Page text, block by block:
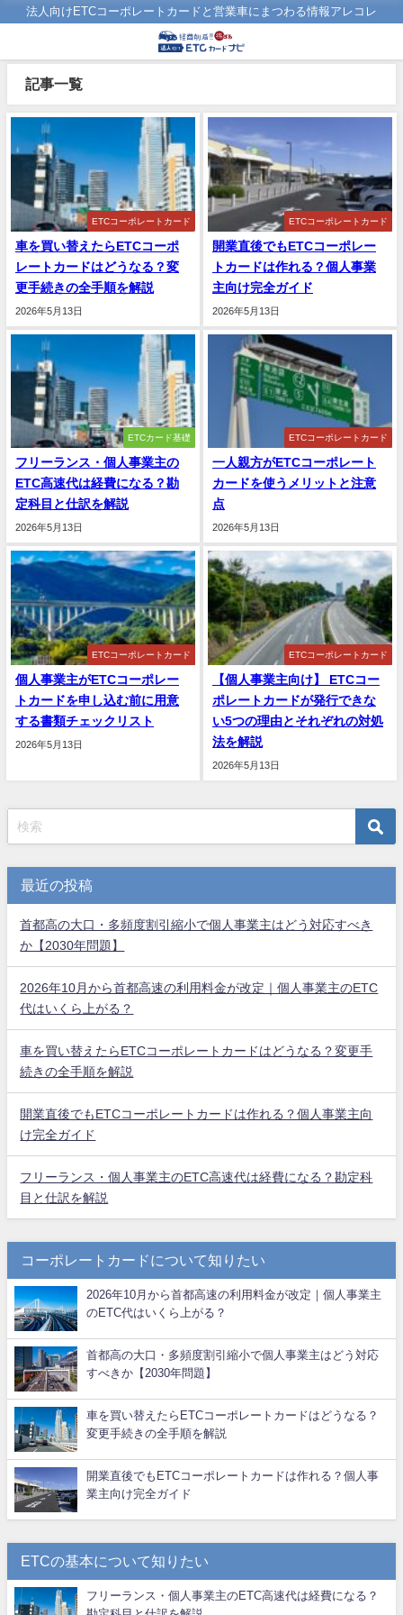
法人向けETCコーポレートカードと営業車にまつわる情報アレコレ
記事一覧
ETCコーポレートカード
車を買い替えたらETCコーポ
レートカードはどうなる？変
更手続きの全手順を解説
2026年5月13日
ETCコーポレートカード
開業直後でもETCコーポレー
トカードは作れる？個人事業
主向け完全ガイド
2026年5月13日
ETCカード基礎
フリーランス・個人事業主の
ETC高速代は経費になる？勘
定科目と仕訳を解説
2026年5月13日
ETCコーポレートカード
一人親方がETCコーポレート
カードを使うメリットと注意
点
2026年5月13日
ETCコーポレートカード
個人事業主がETCコーポレー
トカードを申し込む前に用意
する書類チェックリスト
2026年5月13日
ETCコーポレートカード
【個人事業主向け】 ETCコー
ポレートカードが発行できな
い5つの理由とそれぞれの対処
法を解説
2026年5月13日
最近の投稿
首都高の大口・多頻度割引縮小で個人事業主はどう対応すべき
か【2030年問題】
2026年10月から首都高速の利用料金が改定｜個人事業主のETC
代はいくら上がる？
車を買い替えたらETCコーポレートカードはどうなる？変更手
続きの全手順を解説
開業直後でもETCコーポレートカードは作れる？個人事業主向
け完全ガイド
フリーランス・個人事業主のETC高速代は経費になる？勘定科
目と仕訳を解説
コーポレートカードについて知りたい
2026年10月から首都高速の利用料金が改定｜個人事業主
のETC代はいくら上がる？
首都高の大口・多頻度割引縮小で個人事業主はどう対応
すべきか【2030年問題】
車を買い替えたらETCコーポレートカードはどうなる？
変更手続きの全手順を解説
開業直後でもETCコーポレートカードは作れる？個人事
業主向け完全ガイド
ETCの基本について知りたい
フリーランス・個人事業主のETC高速代は経費になる？